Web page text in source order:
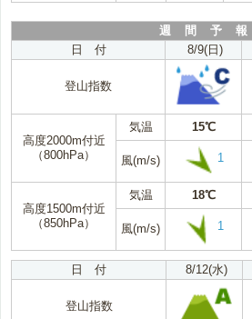
週 間 予 報
日 付
8/9(日)
登山指数
高度2000m付近
（800hPa）
気温 15℃
風(m/s) 1
高度1500m付近
（850hPa）
気温 18℃
風(m/s) 1
日 付 8/12(水)
登山指数